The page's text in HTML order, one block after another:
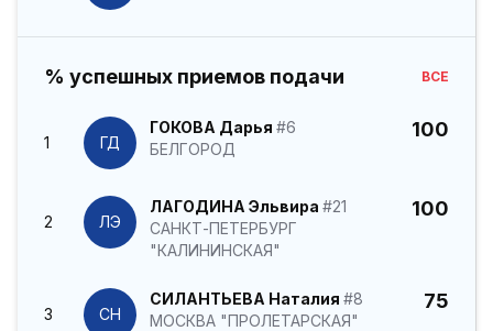
% успешных приемов подачи ВСЕ
1 ГД
ГОКОВА Дарья #6
БЕЛГОРОД
100
2 ЛЭ
ЛАГОДИНА Эльвира #21
САНКТ-ПЕТЕРБУРГ
"КАЛИНИНСКАЯ"
100
3 СН
СИЛАНТЬЕВА Наталия #8
МОСКВА "ПРОЛЕТАРСКАЯ"
75